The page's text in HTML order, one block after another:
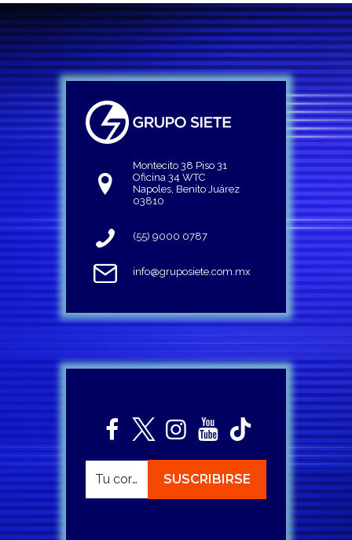
Montecito 38 Piso 31
Oficina 34 WTC
Napoles, Benito Juárez
03810
(55) 9000 0787
info@gruposiete.com.mx